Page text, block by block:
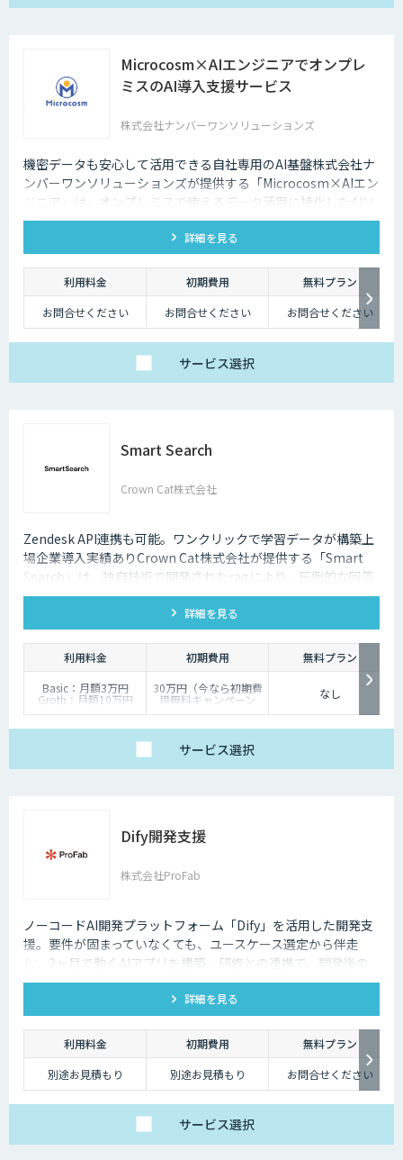
Microcosm×AIエンジニアでオンプレ
ミスのAI導入支援サービス
株式会社ナンバーワンソリューションズ
機密データも安心して活用できる自社専用のAI基盤株式会社ナ
ンバーワンソリューションズが提供する「Microcosm×AIエン
ジニア」は、オンプレミスで使えるデータ活用に特化したAIソ
リューションをAIエンジニアが貴社の課題に合わせてカスタマ
イズするサービスです。社内に眠るデータを「会社の資産」と
して生まれ変わらせることができます。
詳細を見る
利用料金 初期費用
無料プラン
お問合せください
お問合せください お問合せください
サービス選択
Smart Search
Crown Cat株式会社
Zendesk API連携も可能。ワンクリックで学習データが構築上
場企業導入実績ありCrown Cat株式会社が提供する「Smart
Search」は、独自技術で開発されたragにより、圧倒的な回答
精度を誇るAIチャットボットです。また回答精度が悪い時は管
理画面から簡単にご自身でチューニングができる、簡単でかつ
高精度な特徴があります。
詳細を見る
利用料金 初期費用
無料プラン
Basic：月額3万円
Groth：月額10万円
Enterprise：月額20万
30万円（今なら初期費
用無料キャンペーン
中）
なし
サービス選択
Dify開発支援
株式会社ProFab
ノーコードAI開発プラットフォーム「Dify」を活用した開発支
援。要件が固まっていなくても、ユースケース選定から伴走
し、2ヶ月で動くAIアプリを構築。研修との連携で、開発後の
内製化・自走までサポートします。
詳細を見る
利用料金 初期費用
無料プラン
別途お見積もり
別途お見積もり お問合せください
サービス選択